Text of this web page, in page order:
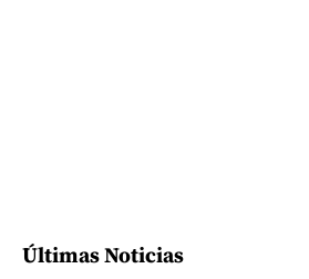
Últimas Noticias